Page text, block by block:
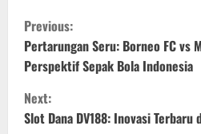
C
o
n
t
Previous:
Pertarungan Seru: Borneo FC vs
Perspektif Sepak Bola Indonesia
Next:
Slot Dana DV188: Inovasi Terbaru